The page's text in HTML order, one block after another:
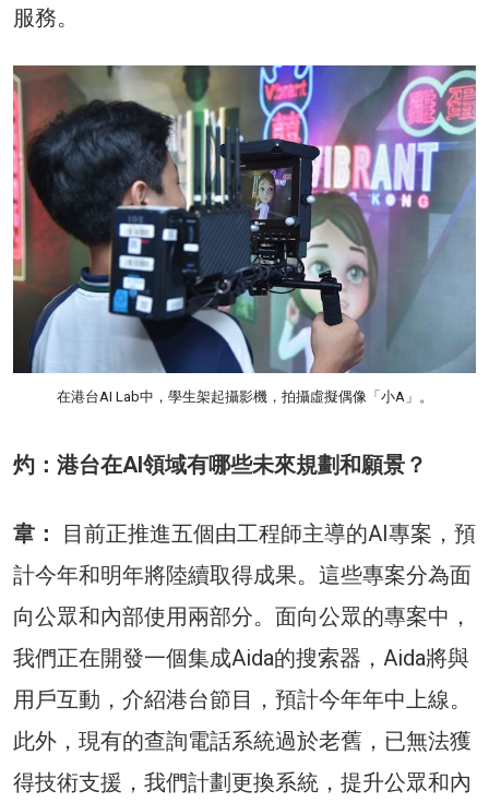
服務。
在港台AI Lab中，學生架起攝影機，拍攝虛擬偶像「小A」。
灼：港台在AI領域有哪些未來規劃和願景？
韋：
目前正推進五個由工程師主導的AI專案，預
計今年和明年將陸續取得成果。這些專案分為面
向公眾和內部使用兩部分。面向公眾的專案中，
我們正在開發一個集成Aida的搜索器，Aida將與
用戶互動，介紹港台節目，預計今年年中上線。
此外，現有的查詢電話系統過於老舊，已無法獲
得技術支援，我們計劃更換系統，提升公眾和內